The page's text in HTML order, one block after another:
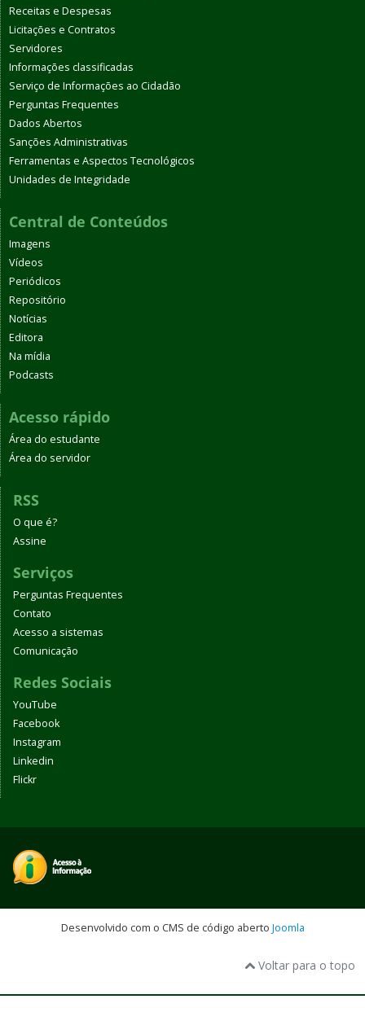
Receitas e Despesas
Licitações e Contratos
Servidores
Informações classificadas
Serviço de Informações ao Cidadão
Perguntas Frequentes
Dados Abertos
Sanções Administrativas
Ferramentas e Aspectos Tecnológicos
Unidades de Integridade
Central de Conteúdos
Imagens
Vídeos
Periódicos
Repositório
Notícias
Editora
Na mídia
Podcasts
Acesso rápido
Área do estudante
Área do servidor
RSS
O que é?
Assine
Serviços
Perguntas Frequentes
Contato
Acesso a sistemas
Comunicação
Redes Sociais
YouTube
Facebook
Instagram
Linkedin
Flickr
Desenvolvido com o CMS de código aberto Joomla
Voltar para o topo